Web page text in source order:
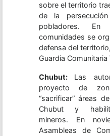
sobre el territorio
de la
pobladores. En
comunidades se
defensa del
Guardia
Chubut: Las
proyecto de
“sacrificar” áreas
Chubut y
mineros. En
Asambleas de